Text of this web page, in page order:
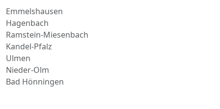
Ramstein-Miesenbach
Kandel-Pfalz
Ulmen
Nieder-Olm
Bad Hönningen